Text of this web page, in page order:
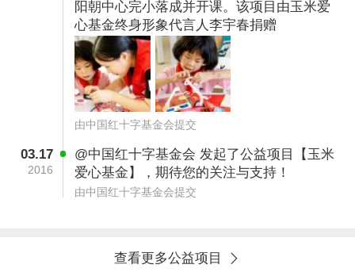
阳朝中心完小落成并开课。该项目由玉米爱
心基金终身形象代言人李宇春捐赠
由中国红十字基金会提交
03.17
2016
@中国红十字基金会 发起了公益项目【玉米
爱心基金】，期待您的关注与支持！
由中国红十字基金会提交
查看更多公益项目